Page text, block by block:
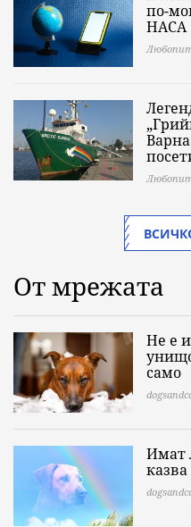
по-
НАСА
От мрежата
Не е
само
Имат